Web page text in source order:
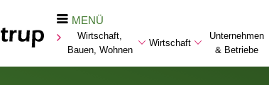
MENÜ
Wirtschaft,
Bauen, Wohnen
Wirtschaft
Unternehmen
& Betriebe